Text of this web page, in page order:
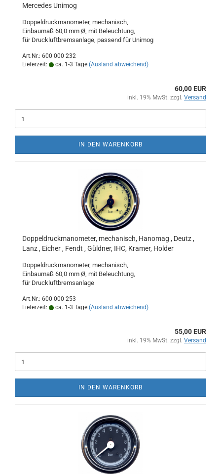
Mercedes Unimog
Doppeldruckmanometer, mechanisch,
Einbaumaß 60,0 mm Ø, mit Beleuchtung,
für Druckluftbremsanlage, passend für Unimog
Art.Nr.: 600 000 232
Lieferzeit:
ca. 1-3 Tage (Ausland abweichend)
60,00 EUR
inkl. 19% MwSt. zzgl. Versand
IN DEN WARENKORB
Doppeldruckmanometer, mechanisch, Hanomag , Deutz ,
Lanz , Eicher , Fendt , Güldner, IHC, Kramer, Holder
Doppeldruckmanometer, mechanisch,
Einbaumaß 60,0 mm Ø, mit Beleuchtung,
für Druckluftbremsanlage
Art.Nr.: 600 000 253
Lieferzeit:
ca. 1-3 Tage (Ausland abweichend)
55,00 EUR
inkl. 19% MwSt. zzgl. Versand
IN DEN WARENKORB